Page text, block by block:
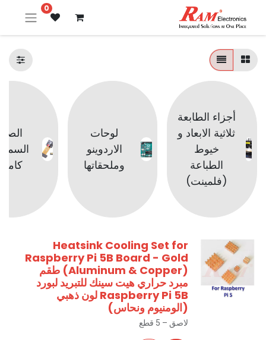
0
أجزاء الطابعة
ثلاثية الابعاد و
خيوط
الطباعة
(فلمينت)
لوحات
الاردوينو
وملحقاتها
Heatsink Cooling Set for
Raspberry Pi 5B Board - Gold
(Aluminum & Copper) طقم
مبرد حراري هيت سينك للتبريد لبورد
Raspberry Pi 5B لون ذهبي
(الومنيوم ونحاس)
لاصق – 5 قطع